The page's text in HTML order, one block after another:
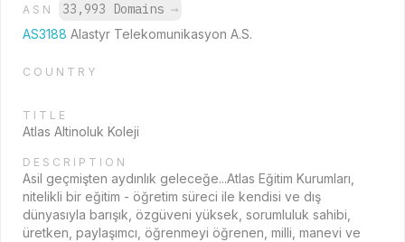
ASN 33,993 Domains →
AS3188 Alastyr Telekomunikasyon A.S.
COUNTRY
TITLE
Atlas Altinoluk Koleji
DESCRIPTION
Asil geçmişten aydınlık geleceğe...Atlas Eğitim Kurumları,
nitelikli bir eğitim - öğretim süreci ile kendisi ve dış
dünyasıyla barışık, özgüveni yüksek, sorumluluk sahibi,
üretken, paylaşımcı, öğrenmeyi öğrenen, milli, manevi ve